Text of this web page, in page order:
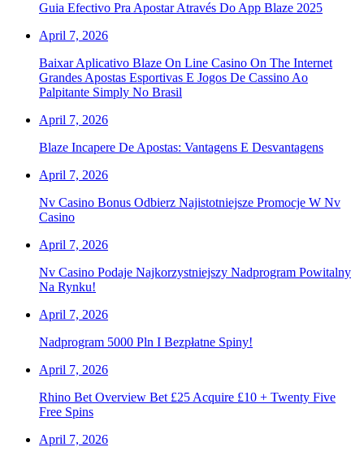
Guia Efectivo Pra Apostar Através Do App Blaze 2025
April 7, 2026
Baixar Aplicativo Blaze On Line Casino On The Internet
Grandes Apostas Esportivas E Jogos De Cassino Ao
Palpitante Simply No Brasil
April 7, 2026
Blaze Incapere De Apostas: Vantagens E Desvantagens
April 7, 2026
Nv Casino Bonus Odbierz Najistotniejsze Promocje W Nv
Casino
April 7, 2026
Nv Casino Podaje Najkorzystniejszy Nadprogram Powitalny
Na Rynku!
April 7, 2026
Nadprogram 5000 Pln I Bezpłatne Spiny!
April 7, 2026
Rhino Bet Overview Bet £25 Acquire £10 + Twenty Five
Free Spins
April 7, 2026